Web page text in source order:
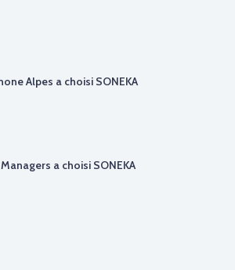
Alpes a choisi SONEKA
a choisi SONEKA